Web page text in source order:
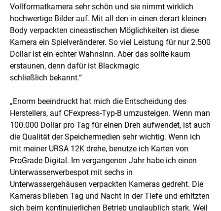
Vollformatkamera sehr schön und sie nimmt wirklich
hochwertige Bilder auf. Mit all den in einen derart kleinen
Body verpackten cineastischen Möglichkeiten ist diese
Kamera ein Spielveränderer. So viel Leistung für nur 2.500
Dollar ist ein echter Wahnsinn. Aber das sollte kaum
erstaunen, denn dafür ist Blackmagic
schließlich bekannt.“
„Enorm beeindruckt hat mich die Entscheidung des
Herstellers, auf CFexpress-Typ-B umzusteigen. Wenn man
100.000 Dollar pro Tag für einen Dreh aufwendet, ist auch
die Qualität der Speichermedien sehr wichtig. Wenn ich
mit meiner URSA 12K drehe, benutze ich Karten von
ProGrade Digital. Im vergangenen Jahr habe ich einen
Unterwasserwerbespot mit sechs in
Unterwassergehäusen verpackten Kameras gedreht. Die
Kameras blieben Tag und Nacht in der Tiefe und erhitzten
sich beim kontinuierlichen Betrieb unglaublich stark. Weil